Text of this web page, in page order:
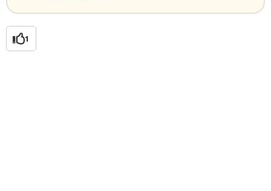
1